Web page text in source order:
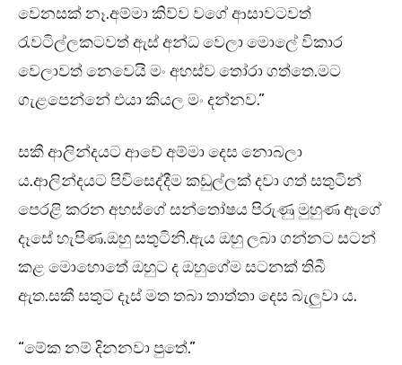
වෙනසක් නෑ.අම්මා කිව්ව වගේ ආසාවටවත්
රැවටිල්ලකටවත් ඇස් අන්ධ වෙලා මොලේ විකාර
වෙලාවත් නෙවෙයි මං අහස්ව තෝරා ගත්තෙ.මට
ගැළපෙන්නේ එයා කියල මං දන්නව.”
සකී ආලින්දයට ආවේ අම්මා දෙස නොබලා
ය.ආලින්දයට පිවිසෙද්දීම කඩුල්ලක් දවා ගත් සතුටින්
පෙරළි කරන අහස්ගේ සන්තෝෂය පිරුණු මුහුණ ඇගේ
දෑසේ හැපිණ.ඔහු සතුටිනි.ඇය ඔහු ලබා ගන්නට සටන්
කළ මොහොතේ ඔහුට ද ඔහුගේම සටනක් තිබී
ඇත.සකී සතුට දෑස් මත තබා තාත්තා දෙස බැලුවා ය.
“මේක නම් දිනනවා පුතේ.”